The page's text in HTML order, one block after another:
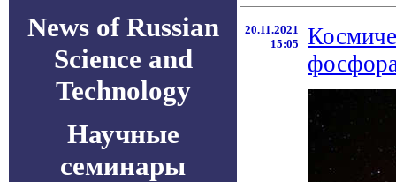
News of Russian
Science and
Technology
Научные
семинары
20.11.2021
15:05